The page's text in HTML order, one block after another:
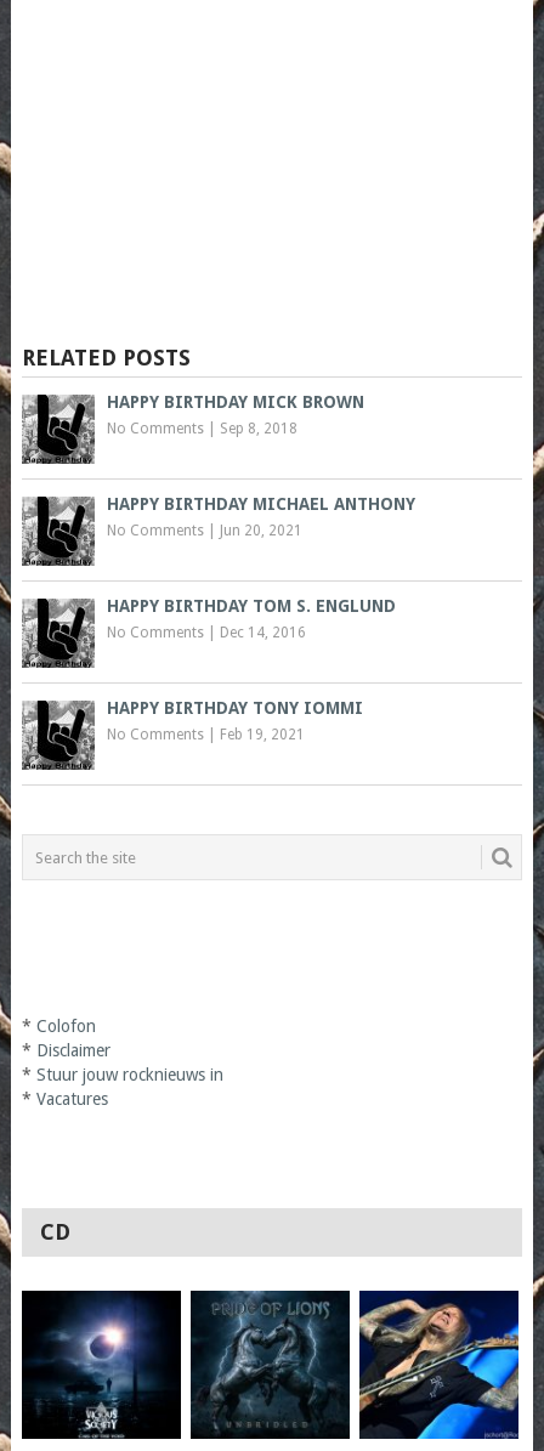
RELATED POSTS
HAPPY BIRTHDAY MICK BROWN
No Comments| Sep 8, 2018
HAPPY BIRTHDAY MICHAEL ANTHONY
No Comments| Jun 20, 2021
HAPPY BIRTHDAY TOM S. ENGLUND
No Comments| Dec 14, 2016
HAPPY BIRTHDAY TONY IOMMI
No Comments| Feb 19, 2021
* Colofon
* Disclaimer
* Stuur jouw rocknieuws in
* Vacatures
CD